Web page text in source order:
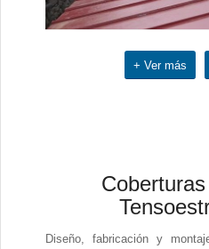
+ Ver más
Diseño, fabricación y